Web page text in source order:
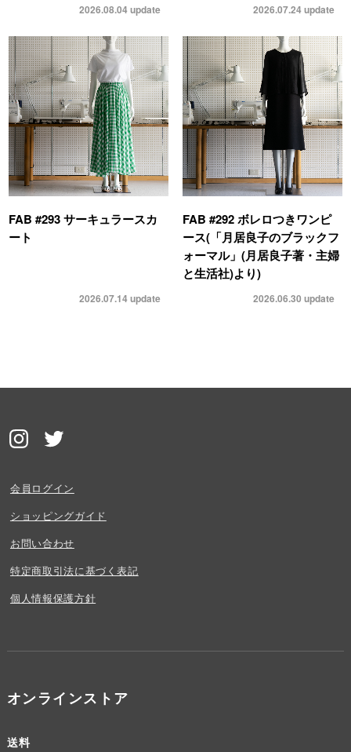
2026.08.04update 2026.07.24update
FAB #293 サーキュラースカ
ート
2026.07.14update
FAB #292 ボレロつきワンピ
ース(「月居良子のブラックフ
ォーマル」(月居良子著・主婦
と生活社)より)
2026.06.30 update
会員ログイン
ショッピングガイド
お問い合わせ
特定商取引法に基づく表記
個人情報保護方針
オンラインストア
送料